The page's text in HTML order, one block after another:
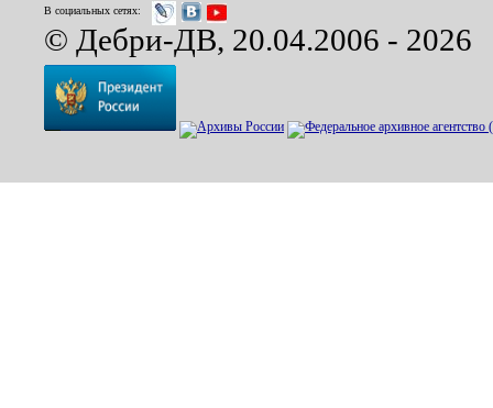
В социальных сетях:
© Дебри-ДВ, 20.04.2006 - 2026